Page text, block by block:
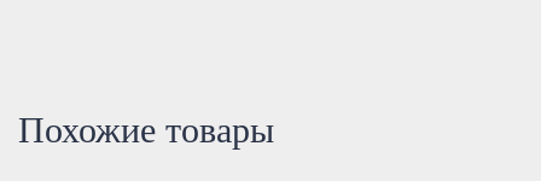
Похожие товары